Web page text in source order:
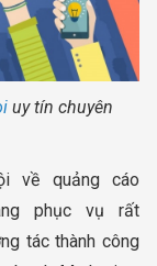
uy tín chuyên
về quảng cáo
phục vụ rất
tác thành công